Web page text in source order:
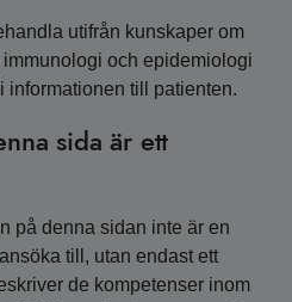
utifrån kunskaper om
och epidemiologi
informationen till patienten.
sida är ett
på denna sidan inte är en
till, utan endast ett
de kompetenser inom